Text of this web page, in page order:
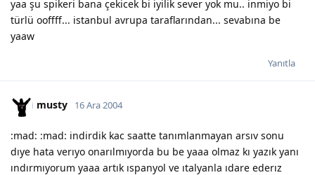
yaa şu spikeri bana çekicek bi iyilik sever yok mu.. inmiyo bi
türlü ooffff... istanbul avrupa taraflarından... sevabına be
yaaw
Yanıtla
musty 16 Ara 2004
:mad: :mad: indirdik kac saatte tanımlanmayan arsıv sonu
dıye hata verıyo onarılmıyorda bu be yaaa olmaz kı yazık yanı
ındırmıyorum yaaa artık ıspanyol ve ıtalyanla ıdare ederız